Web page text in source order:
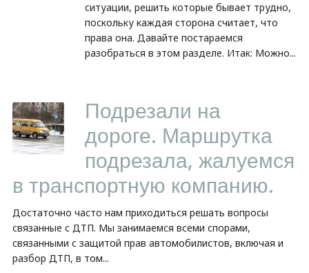
ситуации, решить которые бывает трудно,
поскольку каждая сторона считает, что
права она. Давайте постараемся
разобраться в этом разделе. Итак: Можно...
Подрезали на
дороге. Маршрутка
подрезала, жалуемся
в транспортную компанию.
Достаточно часто нам приходиться решать вопросы
связанные с ДТП. Мы занимаемся всеми спорами,
связанными с защитой прав автомобилистов, включая и
разбор ДТП, в том...